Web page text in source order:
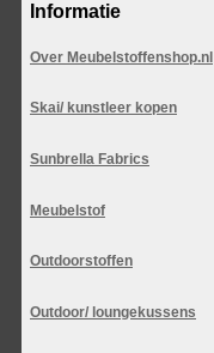
Informatie
Over Meubelstoffenshop.nl
Skai/ kunstleer kopen
Sunbrella Fabrics
Meubelstof
Outdoorstoffen
Outdoor/ loungekussens